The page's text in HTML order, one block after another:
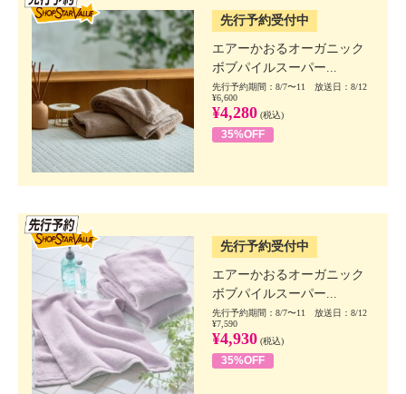
先行予約受付中
エアーかおるオーガニック
ボブパイルスーパー...
先行予約期間：8/7〜11 放送日：8/12
¥6,600
¥4,280 (税込)
35%OFF
先行予約受付中
エアーかおるオーガニック
ボブパイルスーパー...
先行予約期間：8/7〜11 放送日：8/12
¥7,590
¥4,930 (税込)
35%OFF